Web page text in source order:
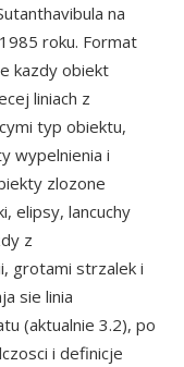
na
roku. Format
kazdy obiekt
liniach z
typ obiektu,
wypelnienia i
zlozone
elipsy, lancuchy
z
grotami strzalek i
sie linia
(aktualnie 3.2), po
i definicje